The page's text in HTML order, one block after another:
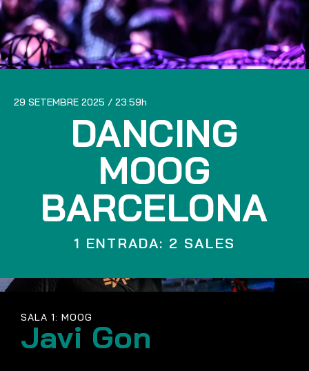
29 SETEMBRE 2025 23:59
DANCING
MOOG
BARCELONA
1 ENTRADA: 2 SALES
SALA 1: MOOG
Javi Gon